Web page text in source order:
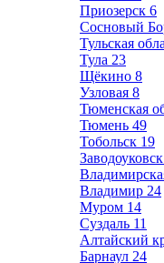
Приозерск 6
Сосновый
Тульская
Тула 23
Щёкино 8
Узловая 8
Тюменская
Тюмень 49
Тобольск 19
Заводоуковск
Владимир 24
Муром 14
Суздаль 11
Алтайский
Барнаул 24